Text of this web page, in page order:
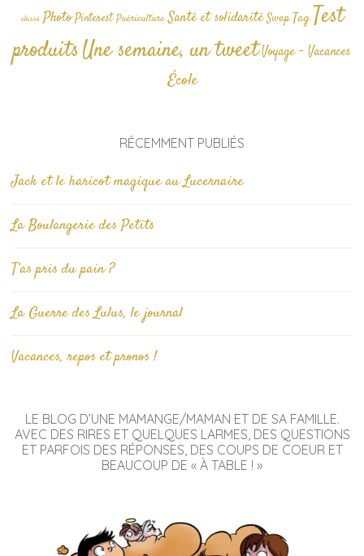
classé Photo Pinterest Puériculture Santé et solidarité Swap TagTest
produitsUne semaine, un tweetVoyage - Vacances
École
RÉCEMMENT PUBLIÉS
Jack et le haricot magique au Lucernaire
La Boulangerie des Petits
T’as pris du pain ?
La Guerre des Lulus, le journal
Vacances, repos et pronos !
LE BLOG D’UNE MAMANGE/MAMAN ET DE SA FAMILLE.
AVEC DES RIRES ET QUELQUES LARMES, DES QUESTIONS
ET PARFOIS DES RÉPONSES, DES COUPS DE COEUR ET
BEAUCOUP DE « À TABLE ! »